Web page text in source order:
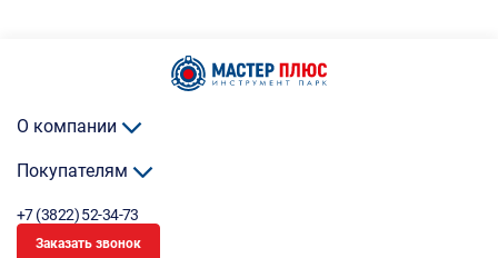
О компании
Покупателям
+7 (3822) 52-34-73
Заказать звонок